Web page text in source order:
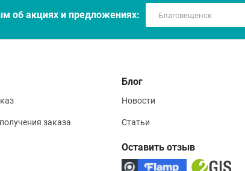
об акцияx и предложениях:
заказа
Блог
Новости
Статьи
Оставить отзыв